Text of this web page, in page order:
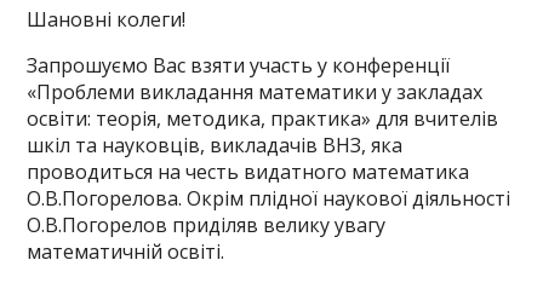
Шановні колеги!
Запрошуємо Вас взяти участь у конференції
«Проблеми викладання математики у закладах
освіти: теорія, методика, практика» для вчителів
шкіл та науковців, викладачів ВНЗ, яка
проводиться на честь видатного математика
О.В.Погорелова. Окрім плідної наукової діяльності
О.В.Погорелов приділяв велику увагу
математичній освіті.